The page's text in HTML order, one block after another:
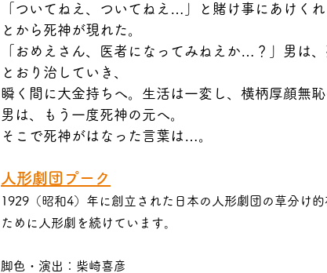
「ついてねえ、ついてねえ…」と賭け事にあけく
とから死神が現れた。
「おめえさん、医者になってみねえか…？」男は
とおり治していき、
瞬く間に大金持ちへ。生活は一変し、横柄厚顔無
男は、もう一度死神の元へ。
そこで死神がはなった言葉は…。
人形劇団プーク​
1929（昭和4）年に創立された日本の人形劇団の草分け
ために人形劇を続けています。
脚色・演出：柴崎喜彦